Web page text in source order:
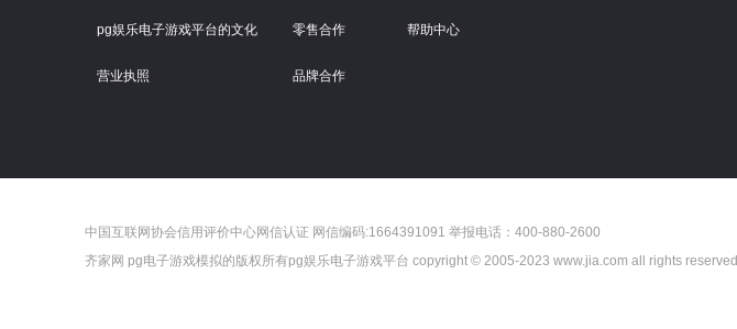
pg娱乐电子游戏平台的文化
营业执照
零售合作
品牌合作
帮助中心
中国互联网协会信用评价中心网信认证 网信编码:1664391091 举报电话：400-880-2600
齐家网 pg电子游戏模拟的版权所有pg娱乐电子游戏平台 copyright © 2005-2023 www.jia.com all rights reserved